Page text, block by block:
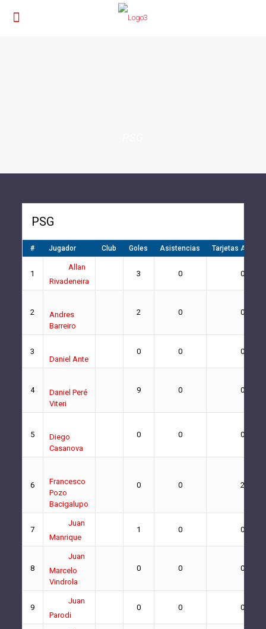
PSG
# Jugador Club Goles Asistencias Tarjetas
1
Allan
Rivadeneira
3 0 0
2
Andres
Barreiro
2 0 0
3
Daniel Ante
0 0 0
4
Daniel Peré
Viteri
9 0 0
5
Diego
Casanova
0 0 0
6
Francesco
Pozo
Bacigalupo
0 0 2
7
Juan
Manrique
1 0 0
8
Juan
Marcelo
Vindrola
0 0 0
9
Juan
Parodi
0 0 0